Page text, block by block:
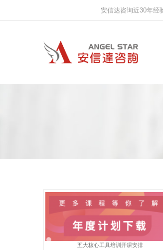
安信达咨询近30年经
五大核心工具培训开课安排